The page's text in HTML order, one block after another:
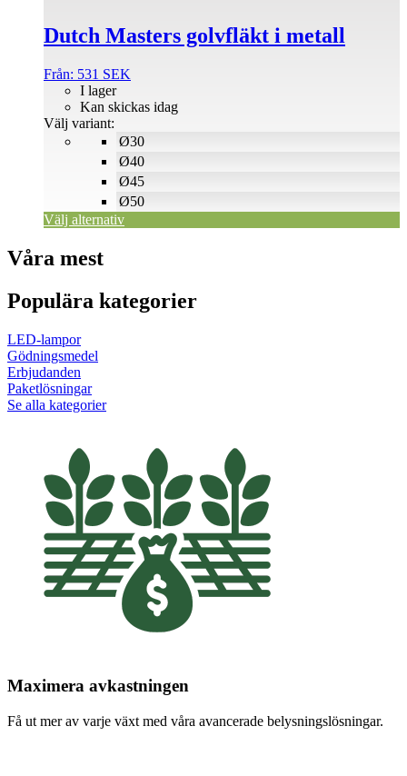
Dutch Masters golvfläkt i metall
Från: 531 SEK
Ø30
Ø40
Ø45
Ø50
I lager
Kan skickas idag
Välj variant:
Välj alternativ
på
Våra mest
Populära kategorier
LED-lampor
Gödningsmedel
Erbjudanden
Paketlösningar
Se alla kategorier
Maximera avkastningen
Få ut mer av varje växt med våra avancerade belysningslösningar.